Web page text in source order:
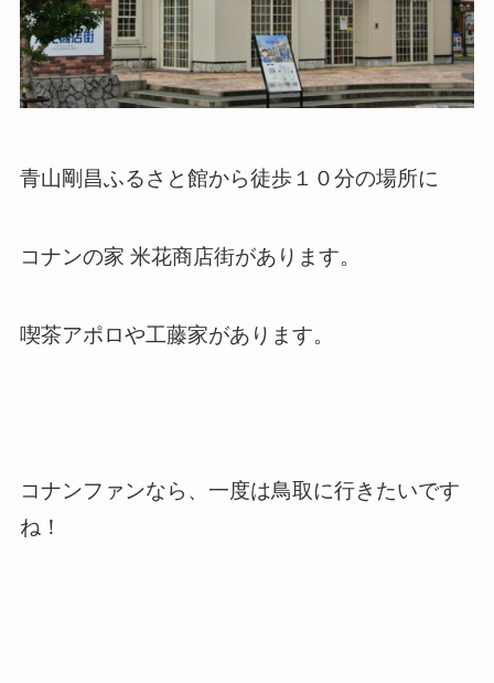
青山剛昌ふるさと館から徒歩１０分の場所に
コナンの家 米花商店街があります。
喫茶アポロや工藤家があります。
コナンファンなら、一度は鳥取に行きたいです
ね！